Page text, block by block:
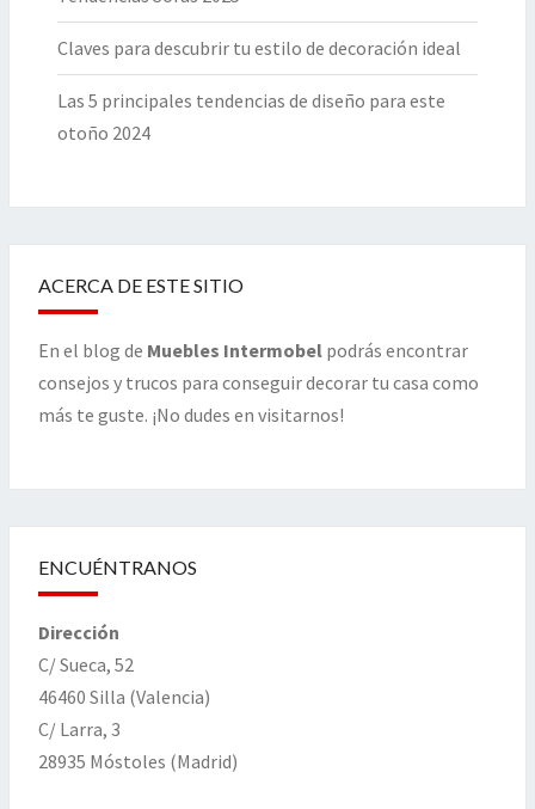
Claves para descubrir tu estilo de decoración ideal
Las 5 principales tendencias de diseño para este
otoño 2024
ACERCA DE ESTE SITIO
En el blog de Muebles Intermobel podrás encontrar
consejos y trucos para conseguir decorar tu casa como
más te guste. ¡No dudes en visitarnos!
ENCUÉNTRANOS
Dirección
C/ Sueca, 52
46460 Silla (Valencia)
C/ Larra, 3
28935 Móstoles (Madrid)